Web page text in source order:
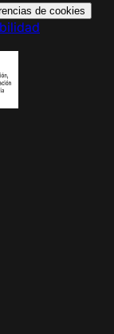
de cookies